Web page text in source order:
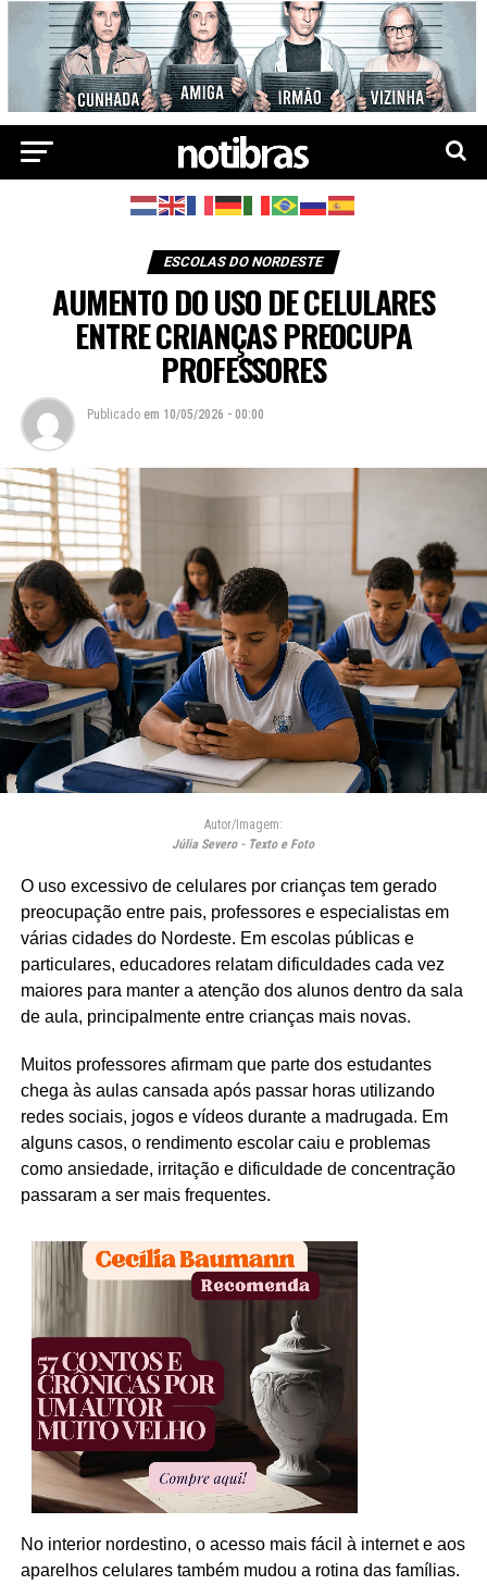
ESCOLAS DO NORDESTE
AUMENTO DO USO DE CELULARES
ENTRE CRIANÇAS PREOCUPA
PROFESSORES
Publicado em 10/05/2026 - 00:00
Autor/Imagem:
Júlia Severo - Texto e Foto
O uso excessivo de celulares por crianças tem gerado
preocupação entre pais, professores e especialistas em
várias cidades do Nordeste. Em escolas públicas e
particulares, educadores relatam dificuldades cada vez
maiores para manter a atenção dos alunos dentro da sala
de aula, principalmente entre crianças mais novas.
Muitos professores afirmam que parte dos estudantes
chega às aulas cansada após passar horas utilizando
redes sociais, jogos e vídeos durante a madrugada. Em
alguns casos, o rendimento escolar caiu e problemas
como ansiedade, irritação e dificuldade de concentração
passaram a ser mais frequentes.
No interior nordestino, o acesso mais fácil à internet e aos
aparelhos celulares também mudou a rotina das famílias.